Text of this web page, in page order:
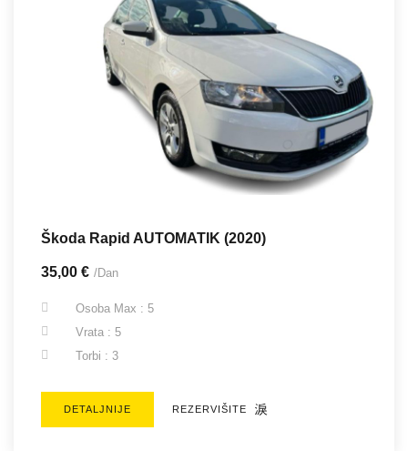
Škoda Rapid AUTOMATIK (2020)
35,00 € /Dan
Osoba Max : 5
Vrata : 5
Torbi : 3
DETALJNIJE REZERVIŠITE